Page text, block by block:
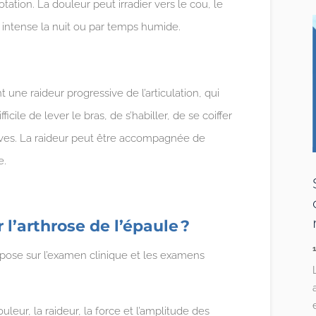
La douleur peut irradier vers le cou, le
la nuit ou par temps humide.
une raideur progressive de l’articulation, qui
de lever le bras, de s’habiller, de se coiffer
La raideur peut être accompagnée de
de l’épaule ?
sur l’examen clinique et les examens
la raideur, la force et l’amplitude des